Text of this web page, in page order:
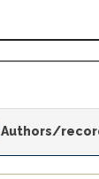
Authors/